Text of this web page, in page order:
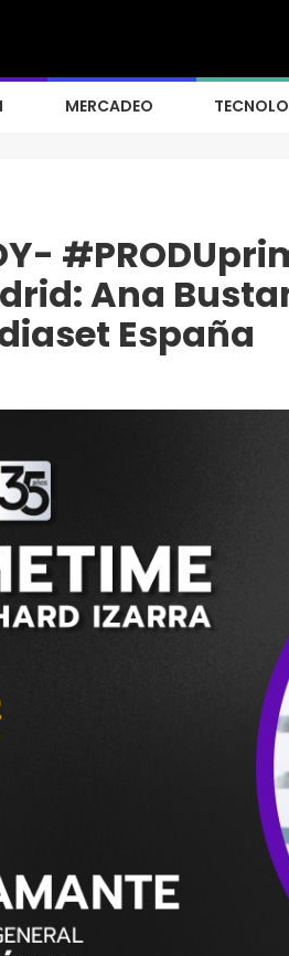
MERCADEO
Ana
España